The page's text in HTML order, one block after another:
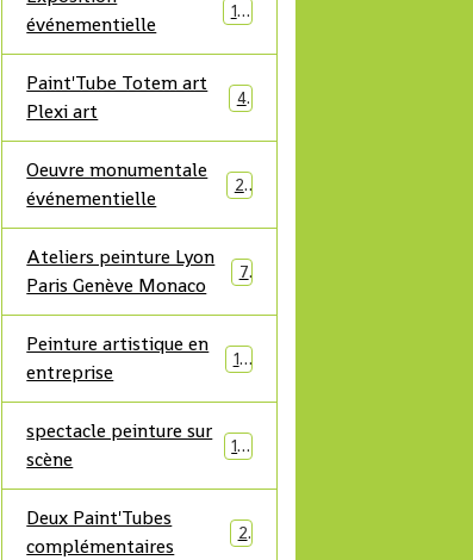
événementielle
12
Paint'Tube Totem art
Plexi art
4
Oeuvre monumentale
événementielle
21
Ateliers peinture Lyon
Paris Genève Monaco
7
Peinture artistique en
entreprise
17
spectacle peinture sur
scène
19
Deux Paint'Tubes
complémentaires
2